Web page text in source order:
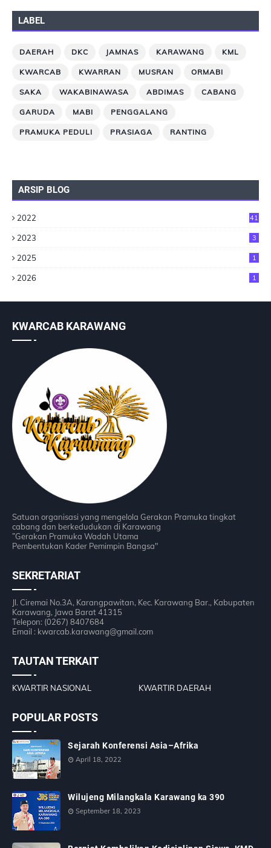
LABEL
DAERAH DKC JAMNAS KARAWANG KML
KWARCAB KWARRAN MUSRAN ORMABI
SAKA WAKABINAWASA ABDIMAS CABANG
GARUDA MABI PENGGALANG
PRAMUKA PEDULI PRASIAGA RANTING
ARSIP BLOG
2022 41
2023 3
2025 1
2026 1
KWARCAB KARAWANG
Satuan organisasi yang mengelola Gerakan Pramuka tingkat
cabang dan berkedudukan di Karawang
”Gerakan Pramuka Wadah Utama
Pembentukan Kader Pemimpin Bangsa"
SEKRETARIAT
Jl. Ciremai No.3A, Karangpawitan, Kec. Karawang Bar., Kabupaten
Karawang, Jawa Barat 41315
Telepon: (0267) 8407684
Email : kwarcab.karawang@gmail.com
TAUTAN TERKAIT
KWARTIR NASIONAL KWARTIR DAERAH
POPULAR POSTS
Sejarah Konferensi Asia–Afrika
April 18, 2022
Wilujeng Milangkala Karawang ka 390
September 18, 2023